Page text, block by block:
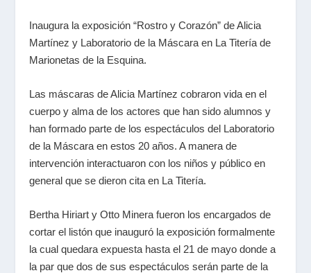
Inaugura la exposición “Rostro y Corazón” de Alicia
Martínez y Laboratorio de la Máscara en La Titería de
Marionetas de la Esquina.
Las máscaras de Alicia Martínez cobraron vida en el
cuerpo y alma de los actores que han sido alumnos y
han formado parte de los espectáculos del Laboratorio
de la Máscara en estos 20 años. A manera de
intervención interactuaron con los niños y público en
general que se dieron cita en La Titería.
Bertha Hiriart y Otto Minera fueron los encargados de
cortar el listón que inauguró la exposición formalmente
la cual quedara expuesta hasta el 21 de mayo donde a
la par que dos de sus espectáculos serán parte de la